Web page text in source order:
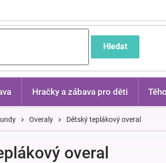
Hledat
Hračky a zábava pro děti
Overaly Dětský teplákový overal
overal